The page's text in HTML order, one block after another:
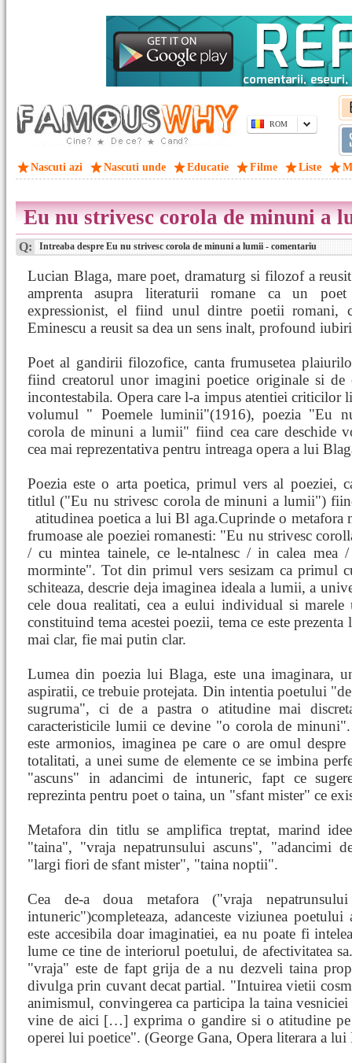
ROM
Nascuti azi Nascuti unde Educatie Filme Liste
Eu nu strivesc corola de minuni a
Q: Intreaba despre Eu nu strivesc corola de minuni a lumii - comentariu
Lucian Blaga, mare poet, dramaturg si filozof a reusit
amprenta asupra literaturii romane ca un poet
expressionist, el fiind unul dintre poetii romani,
Eminescu a reusit sa dea un sens inalt, profound
Poet al gandirii filozofice, canta frumusetea
fiind creatorul unor imagini poetice originale si de
incontestabila. Opera care l-a impus atentiei criticilor
volumul " Poemele luminii"(1916), poezia "Eu
corola de minuni a lumii" fiind cea care deschide
cea mai reprezentativa pentru intreaga opera a lui
Poezia este o arta poetica, primul vers al poeziei,
titlul ("Eu nu strivesc corola de minuni a lumii")
atitudinea poetica a lui Bl aga.Cuprinde o metafora
frumoase ale poeziei romanesti: "Eu nu strivesc
/ cu mintea tainele, ce le-ntalnesc / in calea
morminte". Tot din primul vers sesizam ca primul
schiteaza, descrie deja imaginea ideala a lumii, a
cele doua realitati, cea a eului individual si marele
constituind tema acestei poezii, tema ce este
mai clar, fie mai putin clar.
Lumea din poezia lui Blaga, este una imaginara,
aspiratii, ce trebuie protejata. Din intentia poetului
sugruma", ci de a pastra o atitudine mai
caracteristicile lumii ce devine "o corola de
este armonios, imaginea pe care o are omul
totalitati, a unei sume de elemente ce se imbina
"ascuns" in adancimi de intuneric, fapt ce
reprezinta pentru poet o taina, un "sfant mister" ce
Metafora din titlu se amplifica treptat, marind
"taina", "vraja nepatrunsului ascuns", "adancimi
"largi fiori de sfant mister", "taina noptii".
Cea de-a doua metafora ("vraja
intuneric")completeaza, adanceste viziunea
este accesibila doar imaginatiei, ea nu poate fi
lume ce tine de interiorul poetului, de afectivitatea
"vraja" este de fapt grija de a nu dezveli taina
divulga prin cuvant decat partial. "Intuirea vietii
animismul, convingerea ca participa la taina vesniciei
vine de aici […] exprima o gandire si o atitudine pe
operei lui poetice". (George Gana, Opera literara a